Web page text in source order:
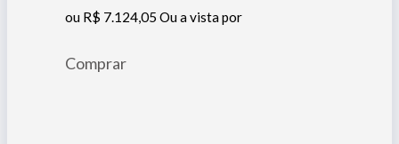
ou R$ 7.124,05 Ou a vista por
Comprar